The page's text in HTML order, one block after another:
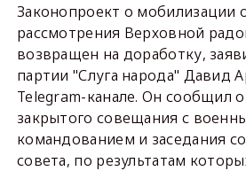
Законопроект о мобилизации
рассмотрения Верховной
возвращен на доработку,
партии "Слуга народа" Давид
Telegram-канале. Он сообщил
закрытого совещания с
командованием и заседания
совета, по результатам